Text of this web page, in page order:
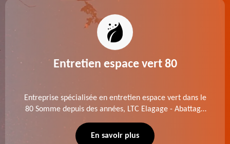
Entretien espace vert 80
Entreprise spécialisée en entretien espace vert dans le
80 Somme depuis des années, LTC Elagage - Abattage
de dessouchage et autre. Devis offert.
En savoir plus